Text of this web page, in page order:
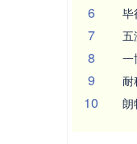
6 毕
7 五
8 一
9 耐
10 朗